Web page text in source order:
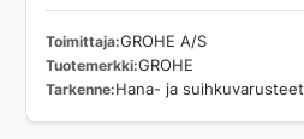
Toimittaja GROHE A/S
Tuotemerkki GROHE
Tarkenne Hana- ja suihkuvarusteet